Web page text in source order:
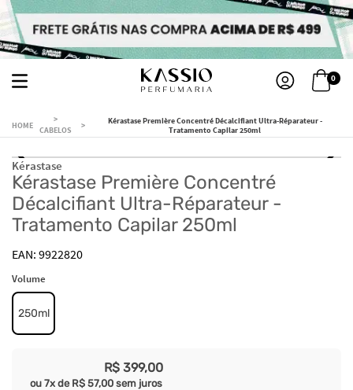
0
CABELOS
Kérastase Première Concentré Décalcifiant Ultra-Réparateur -
Tratamento Capilar 250ml
Kérastase
Kérastase Première Concentré
Décalcifiant Ultra-Réparateur -
Tratamento Capilar 250ml
9922820
Volume
250ml
R$ 399,00
ou 7x de R$ 57,00 sem juros